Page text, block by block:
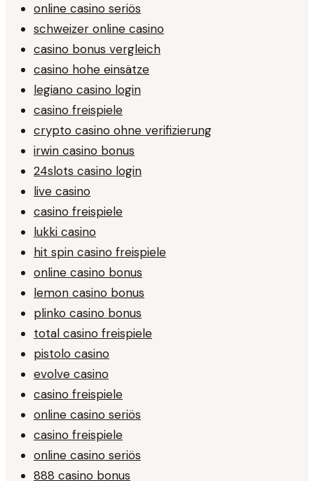
online casino seriös
schweizer online casino
casino bonus vergleich
casino hohe einsätze
legiano casino login
casino freispiele
crypto casino ohne verifizierung
irwin casino bonus
24slots casino login
live casino
casino freispiele
lukki casino
hit spin casino freispiele
online casino bonus
lemon casino bonus
plinko casino bonus
total casino freispiele
pistolo casino
evolve casino
casino freispiele
online casino seriös
casino freispiele
online casino seriös
888 casino bonus